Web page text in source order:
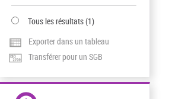
Tous les résultats(1)
Exporter dans un tableau
Transférer pour un SGB